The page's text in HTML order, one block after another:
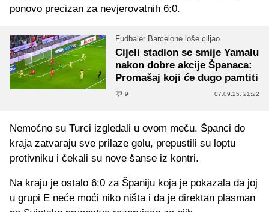
ponovo precizan za nevjerovatnih 6:0.
Fudbaler Barcelone loše ciljao
Cijeli stadion se smije Yamalu
nakon dobre akcije Španaca:
Promašaj koji će dugo pamtiti
9 07.09.25. 21:22
Nemoćno su Turci izgledali u ovom meču. Španci do
kraja zatvaraju sve prilaze golu, prepustili su loptu
protivniku i čekali su nove šanse iz kontri.
Na kraju je ostalo 6:0 za Španiju koja je pokazala da joj
u grupi E neće moći niko ništa i da je direktan plasman